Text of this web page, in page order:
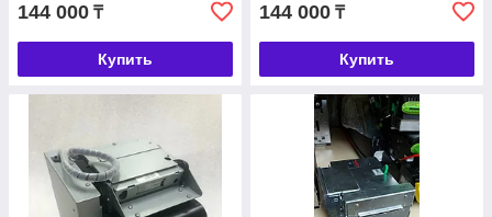
144 000 ₸
Купить
144 000 ₸
Купить